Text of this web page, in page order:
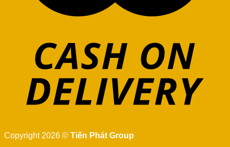
Copyright 2026 © Tiến Phát Group